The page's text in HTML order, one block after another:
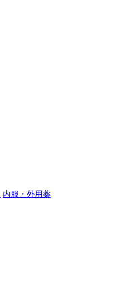
内服・外用薬